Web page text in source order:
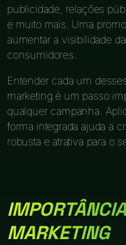
publicidade, relações
e muito mais. Uma
aumentar a visibilidade
consumidores.
Entender cada um
marketing é um passo
qualquer campanha.
forma integrada ajuda a
robusta e atrativa para o
MARKETING